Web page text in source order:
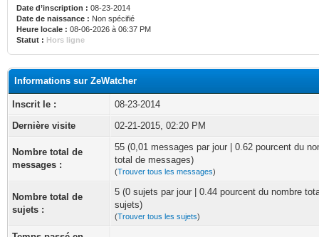
Date d’inscription : 08-23-2014
Date de naissance : Non spécifié
Heure locale : 08-06-2026 à 06:37 PM
Statut : Hors ligne
Informations sur ZeWatcher
Inscrit le :
08-23-2014
Dernière visite
02-21-2015, 02:20 PM
Nombre total de
messages :
55 (0,01 messages par jour | 0.62 pourcent du
total de messages)
(Trouver tous les messages)
Nombre total de
sujets :
5 (0 sujets par jour | 0.44 pourcent du nombre
sujets)
(Trouver tous les sujets)